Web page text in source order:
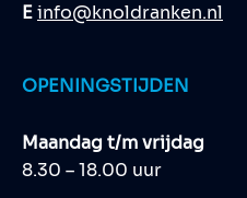
Einfo@knoldranken.nl
OPENINGSTIJDEN
Maandag t/m vrijdag
8.30 – 18.00 uur